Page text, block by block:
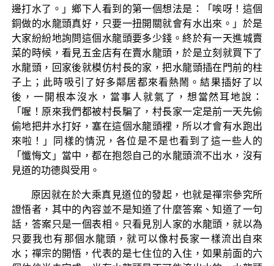
邊打水了。」鄉下人看到的第一個想法是：「唉呀！這個
銅做的水龍頭真好，只要一扭開關就會有水出來。」於是
大家紛紛地詢問這個水龍頭要多少錢。終於有一天進城賣
菜的時候，看見五金店有在賣水龍頭，於是立刻就買下了
水龍頭，回家後就模仿村長的家，把水龍頭插在門前的柱
子上；此時吸引了好多鄰居都來看熱鬧。結果插好了以
後，一開根本沒水，當事人就氣了，想當然耳地說：
「喔！原來我們都被村長騙了，村長家一定是前一天先偷
偷地把井水打好，塞在這個水龍頭裡，所以才會有水跑出
來啦！」同樣的情況，各位是不是也看到了這一些人的
「懺悔文」當中，都在抱怨自己的水龍頭流不出水，沒有
見道的功德與受用。
原因就在於大乘真見道位的發起，也就是禪宗參究所
證悟者，其中的內容並不是知道了什麼答案、知道了一句
話，答案只是一個表相。只看見別人家的水龍頭，就以為
只要我也有那個水龍頭，就可以像村長家一樣流出自來
水；禪宗的開悟，代表的是七住位的入住，如果前面的六